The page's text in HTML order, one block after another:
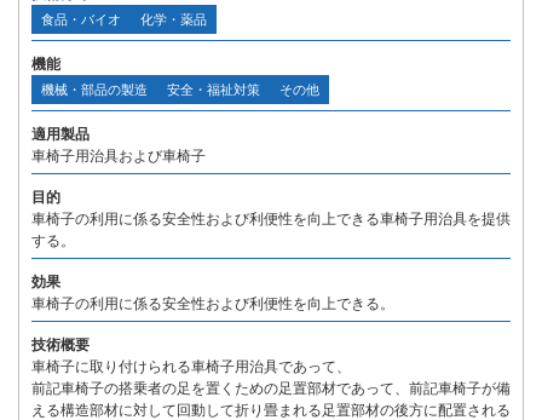
食品・バイオ 化学・薬品
機能
機械・部品の製造 安全・福祉対策 その他
適用製品
車椅子用治具および車椅子
目的
車椅子の利用に係る安全性および利便性を向上できる車椅子用治具を提供
する。
効果
車椅子の利用に係る安全性および利便性を向上できる。
技術概要
車椅子に取り付けられる車椅子用治具であって、
前記車椅子の搭乗者の足を置くための足置部材であって、前記車椅子が備
える構造部材に対して回動して折り畳まれる足置部材の後方に配置される